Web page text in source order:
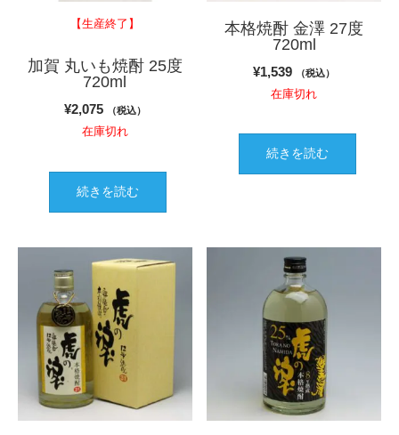
【生産終了】
加賀 丸いも焼酎 25度
720ml
¥2,075 （税込）
在庫切れ
続きを読む
本格焼酎 金澤 27度
720ml
¥1,539 （税込）
在庫切れ
続きを読む